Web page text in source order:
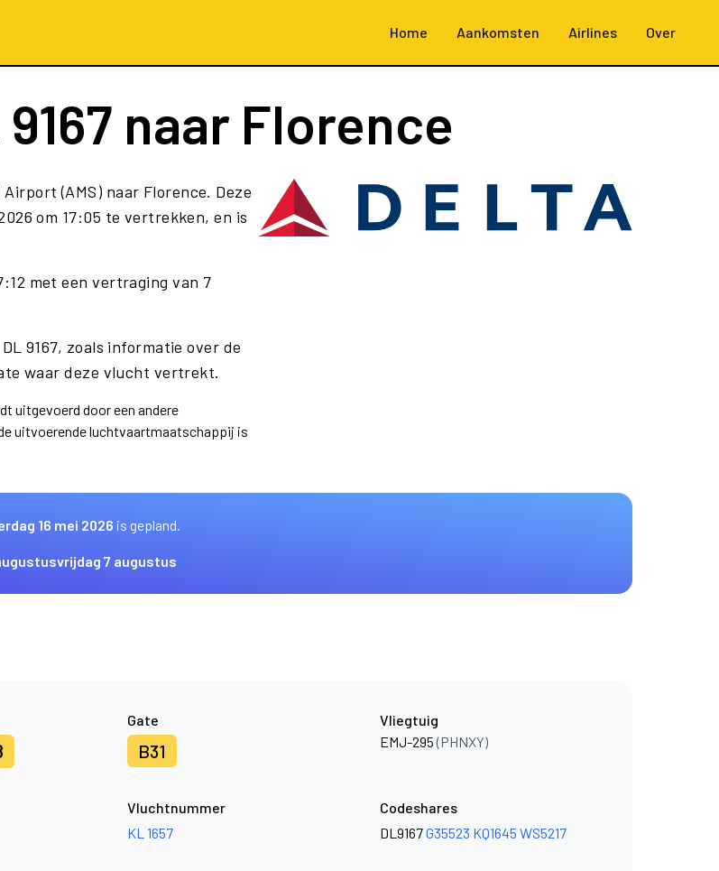
Home Aankomsten Airlines Over
naar Florence
(AMS) naar Florence. Deze
om 17:05 te vertrekken, en is
met een vertraging van 7
9167, zoals informatie over de
waar deze vlucht vertrekt.
uitgevoerd door een andere
uitvoerende luchtvaartmaatschappij is
16 mei 2026 is gepland.
vrijdag 7 augustus
Gate
B31
Vliegtuig
EMJ-295(PHNXY)
Vluchtnummer
KL 1657
Codeshares
DL9167G35523 KQ1645 WS5217